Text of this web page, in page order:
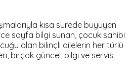
kısa sürede büyüyen
sayfa bilgi sunan, çocuk sahibi
olan bilinçli ailelerin her türlü
birçok güncel, bilgi ve servis